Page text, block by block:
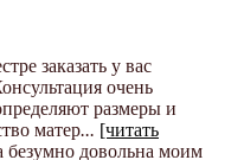
заказать у вас
очень
размеры и
матер... [читать
довольна моим